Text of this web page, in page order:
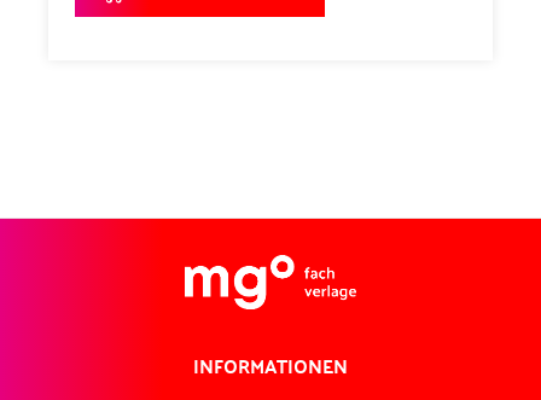
INFORMATIONEN